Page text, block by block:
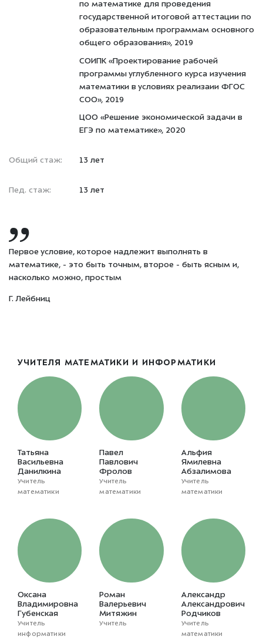
по математике для проведения
государственной итоговой аттестации по
образовательным программам основного
общего образования», 2019
СОИПК «Проектирование рабочей
программы углубленного курса изучения
математики в условиях реализаии ФГОС
СОО», 2019
ЦОО «Решение экономической задачи в
ЕГЭ по математике», 2020
Общий стаж: 13 лет
Пед. стаж: 13 лет
Первое условие, которое надлежит выполнять в
математике, - это быть точным, второе - быть ясным и,
насколько можно, простым
Г. Лейбниц
УЧИТЕЛЯ МАТЕМАТИКИ И ИНФОРМАТИКИ
Татьяна
Васильевна
Данилкина
Учитель
математики
Павел
Павлович
Фролов
Учитель
математики
Альфия
Ямилевна
Абзалимова
Учитель
математики
Оксана
Владимировна
Губенская
Учитель
информатики
Роман
Валерьевич
Митяжин
Учитель
Александр
Александрович
Родчиков
Учитель
математики